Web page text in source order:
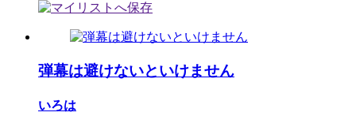
弾幕は避けないといけません
いろは